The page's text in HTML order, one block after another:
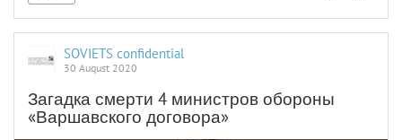
SOVIETS confidential
30 August 2020
Загадка смерти 4 министров обороны
«Варшавского договора»